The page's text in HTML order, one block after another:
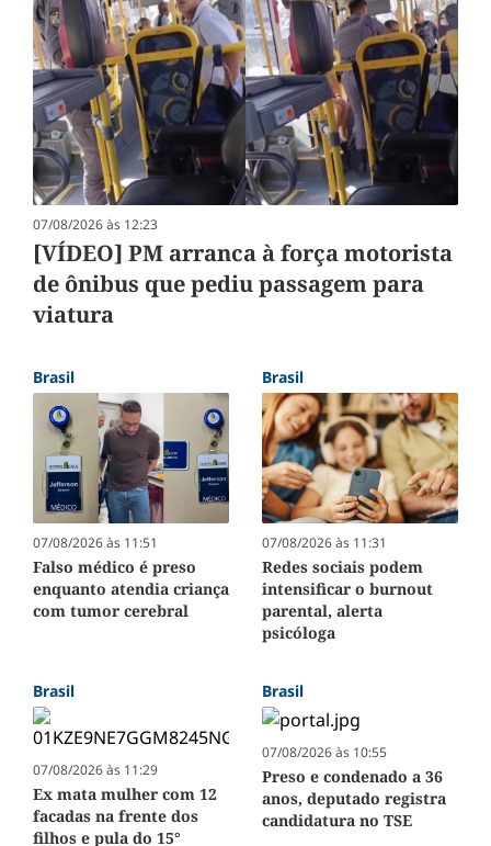
07/08/2026 às 12:23
[VÍDEO] PM arranca à força motorista
de ônibus que pediu passagem para
viatura
Brasil
07/08/2026 às 11:51
Falso médico é preso
enquanto atendia criança
com tumor cerebral
Brasil
07/08/2026 às 11:31
Redes sociais podem
intensificar o burnout
parental, alerta
psicóloga
Brasil
07/08/2026 às 11:29
Ex mata mulher com 12
facadas na frente dos
filhos e pula do 15°
Brasil
07/08/2026 às 10:55
Preso e condenado a 36
anos, deputado registra
candidatura no TSE